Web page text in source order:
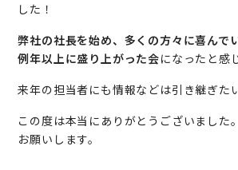
した！
弊社の社長を始め、多くの方々に喜んで
例年以上に盛り上がった会になったと感
来年の担当者にも情報などは引き継ぎた
この度は本当にありがとうございました
お願いします。